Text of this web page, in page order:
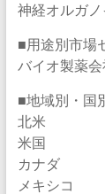
神経オルガ
■用途別市場
バイオ製薬
■地域別・国
北米
米国
カナダ
メキシコ